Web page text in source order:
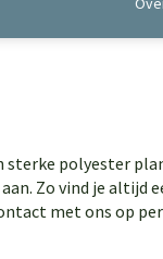
sterke polyester
Zo vind je altijd
met ons op